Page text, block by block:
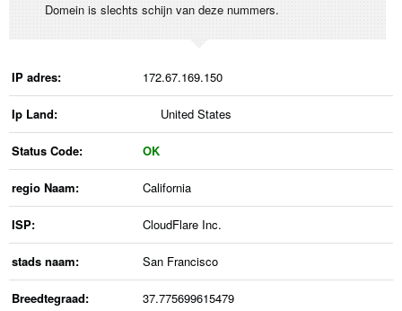
Domein is slechts schijn van deze nummers.
IP adres: 172.67.169.150
Ip Land: United States
Status Code: OK
regio Naam: California
ISP: CloudFlare Inc.
stads naam: San Francisco
Breedtegraad: 37.775699615479